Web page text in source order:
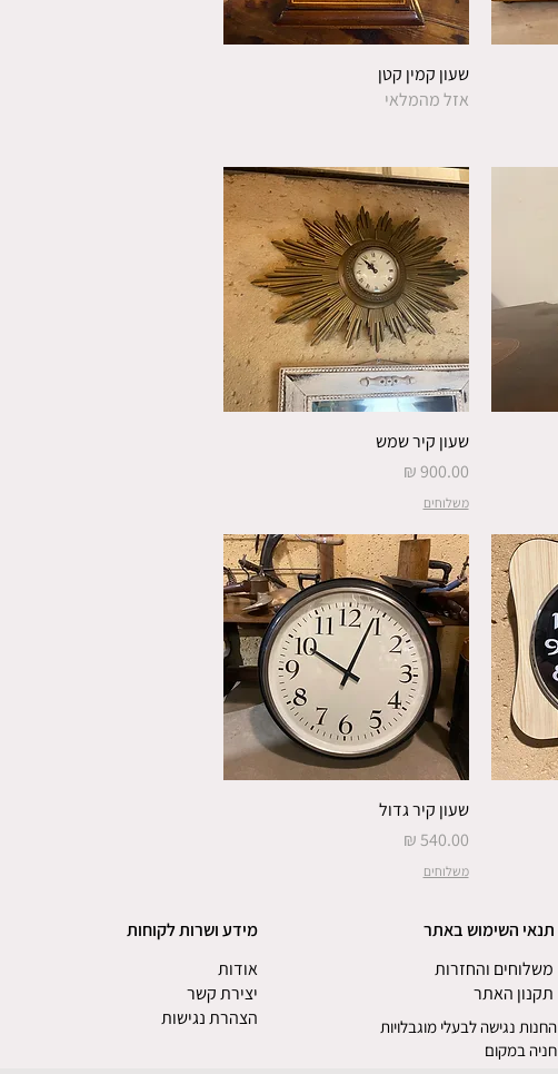
שעון קמין קטן
אזל מהמלאי
שעון קיר שמש
מחיר
משלוחים
שעון קיר גדול
מחיר
משלוחים
מידע ושרות לקוחות
אודות
יצירת קשר
הצהרת נגישות
תנאי השימוש באתר
משלוחים והחזרות
תקנון האתר
החנות נגישה לבעלי מוגבלויות
חניה במקום